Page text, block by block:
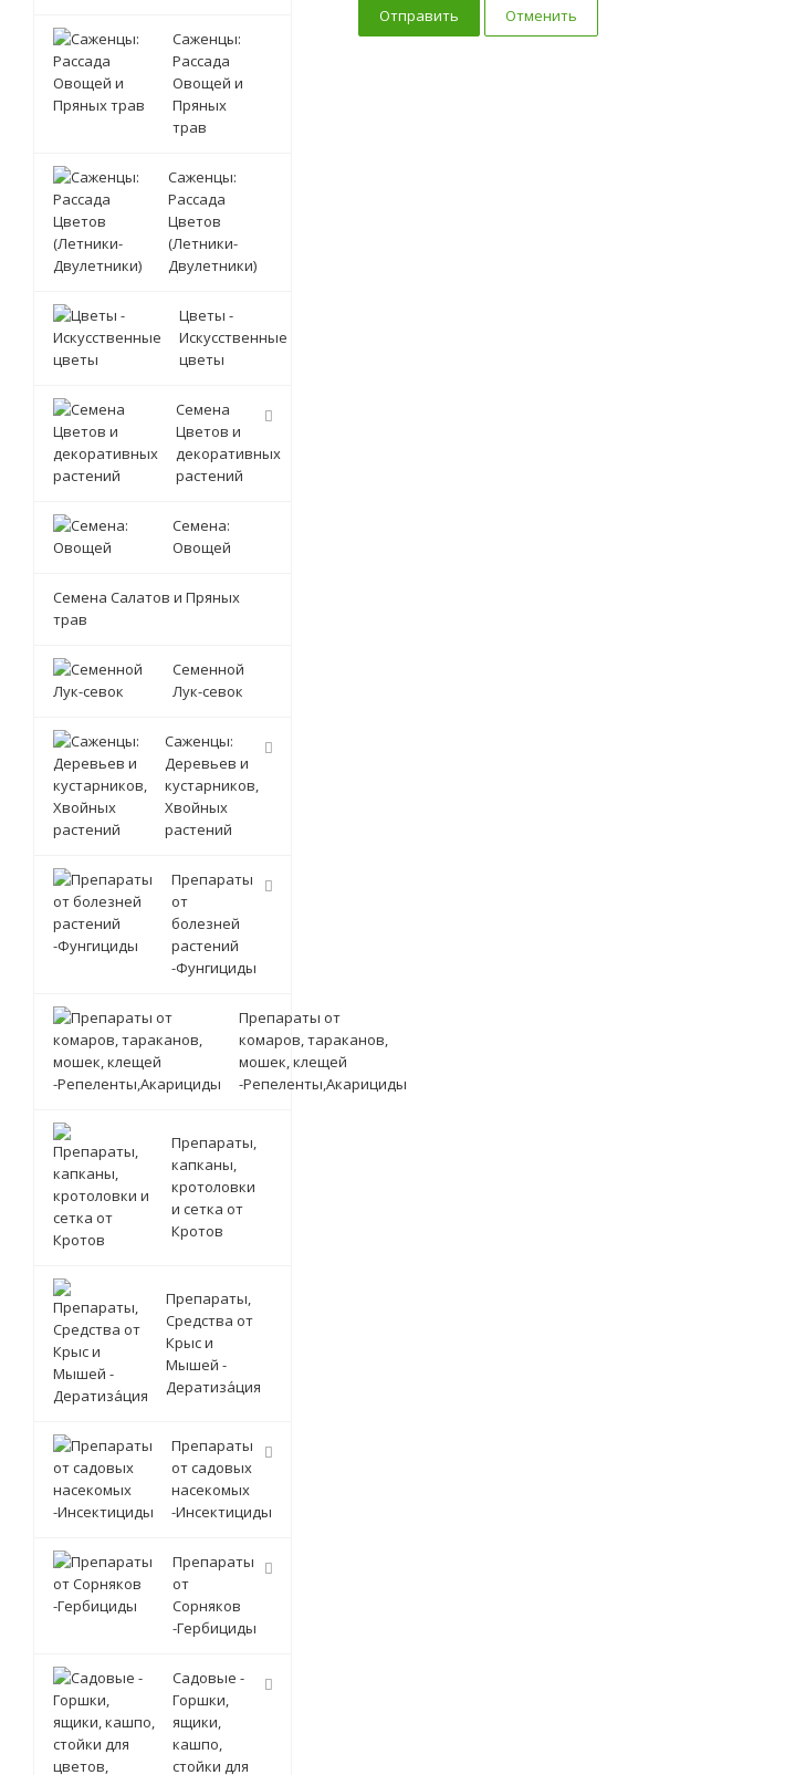
Отменить
Саженцы:
Рассада
Овощей и
Пряных
трав
Саженцы:
Рассада
Цветов
(Летники-
Двулетники)
Цветы -
Искусственные
цветы
Семена
Цветов и
декоративных
растений
Семена:
Овощей
Семена Салатов и Пряных
трав
Семенной
Лук-севок
Саженцы:
Деревьев и
кустарников,
Хвойных
растений
Препараты
от
болезней
растений
-Фунгициды
Препараты от
комаров, тараканов,
мошек, клещей
-Репеленты,Акарициды
Препараты,
капканы,
кротоловки
и сетка от
Кротов
Препараты,
Средства от
Крыс и
Мышей -
Дератиза́ция
Препараты
от садовых
насекомых
-Инсектициды
Препараты
от
Сорняков
-Гербициды
Садовые -
Горшки,
ящики,
кашпо,
стойки для